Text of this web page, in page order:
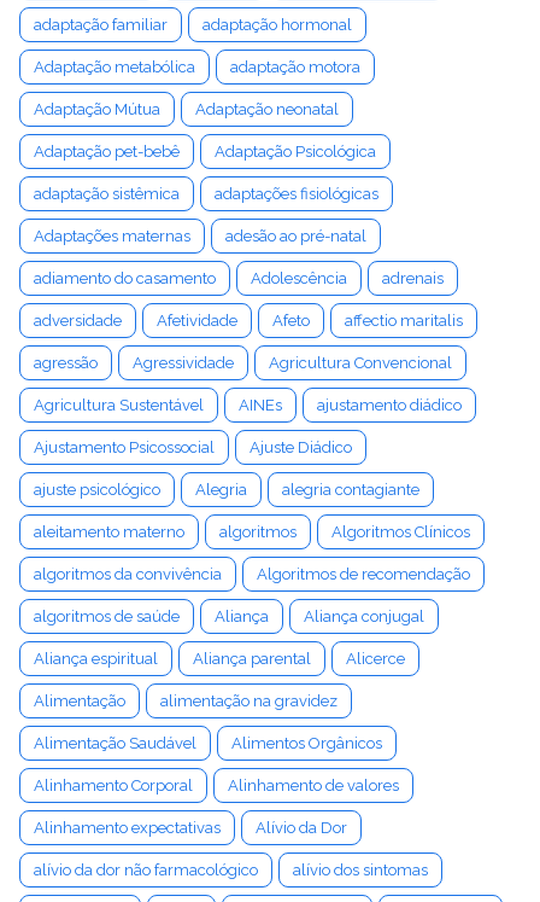
adaptação familiar adaptação hormonal
Adaptação metabólica adaptação motora
Adaptação Mútua Adaptação neonatal
Adaptação pet-bebê Adaptação Psicológica
adaptação sistêmica adaptações fisiológicas
Adaptações maternas adesão ao pré-natal
adiamento do casamento Adolescência adrenais
adversidade Afetividade Afeto affectio maritalis
agressão Agressividade Agricultura Convencional
Agricultura Sustentável AINEs ajustamento diádico
Ajustamento Psicossocial Ajuste Diádico
ajuste psicológico Alegria alegria contagiante
aleitamento materno algoritmos Algoritmos Clínicos
algoritmos da convivência Algoritmos de recomendação
algoritmos de saúde Aliança Aliança conjugal
Aliança espiritual Aliança parental Alicerce
Alimentação alimentação na gravidez
Alimentação Saudável Alimentos Orgânicos
Alinhamento Corporal Alinhamento de valores
Alinhamento expectativas Alívio da Dor
alívio da dor não farmacológico alívio dos sintomas